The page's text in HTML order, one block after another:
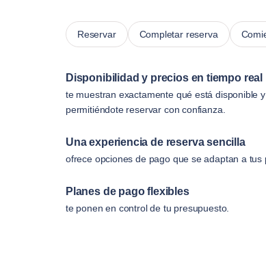
Reservar Completar reserva
Disponibilidad y precios en tiempo real
te muestran exactamente qué está disponible
permitiéndote reservar con confianza.
Una experiencia de reserva sencilla
ofrece opciones de pago que se adaptan a tus
Planes de pago flexibles
te ponen en control de tu presupuesto.